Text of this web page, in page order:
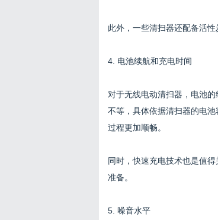
此外，一些清扫器还配备活
4. 电池续航和充电时间
对于无线电动清扫器，电池
不等，具体依据清扫器的电
过程更加顺畅。
同时，快速充电技术也是值
准备。
5. 噪音水平